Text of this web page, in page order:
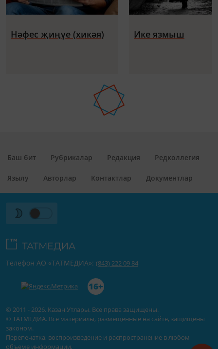
Нәфес җиңүе (хикәя) Ике язмыш
Баш бит Рубрикалар Редакция Редколлегия
Язылу Авторлар Контактлар Документлар
© 2011 - 2026. Казан Утлары. Все права защищены.
© ТАТМЕДИА. Все материалы, размещенные на сайте, защищены
законом.
Перепечатка, воспроизведение и распространение в любом
объеме информации,
Телефон АО «ТАТМЕДИА»: (843) 222 09 84
16+